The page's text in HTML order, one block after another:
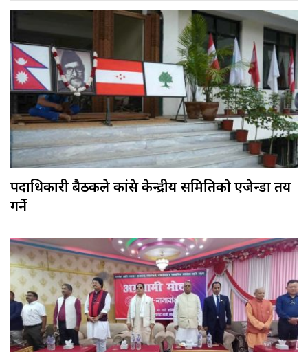
पदाधिकारी बैठकले कांग्रेस केन्द्रीय समितिकाे एजेन्डा तय
गर्ने